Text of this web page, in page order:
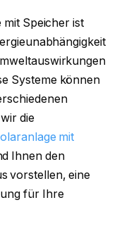
mit Speicher ist
Systeme können
die
mit
Ihnen den
vorstellen, eine
für Ihre